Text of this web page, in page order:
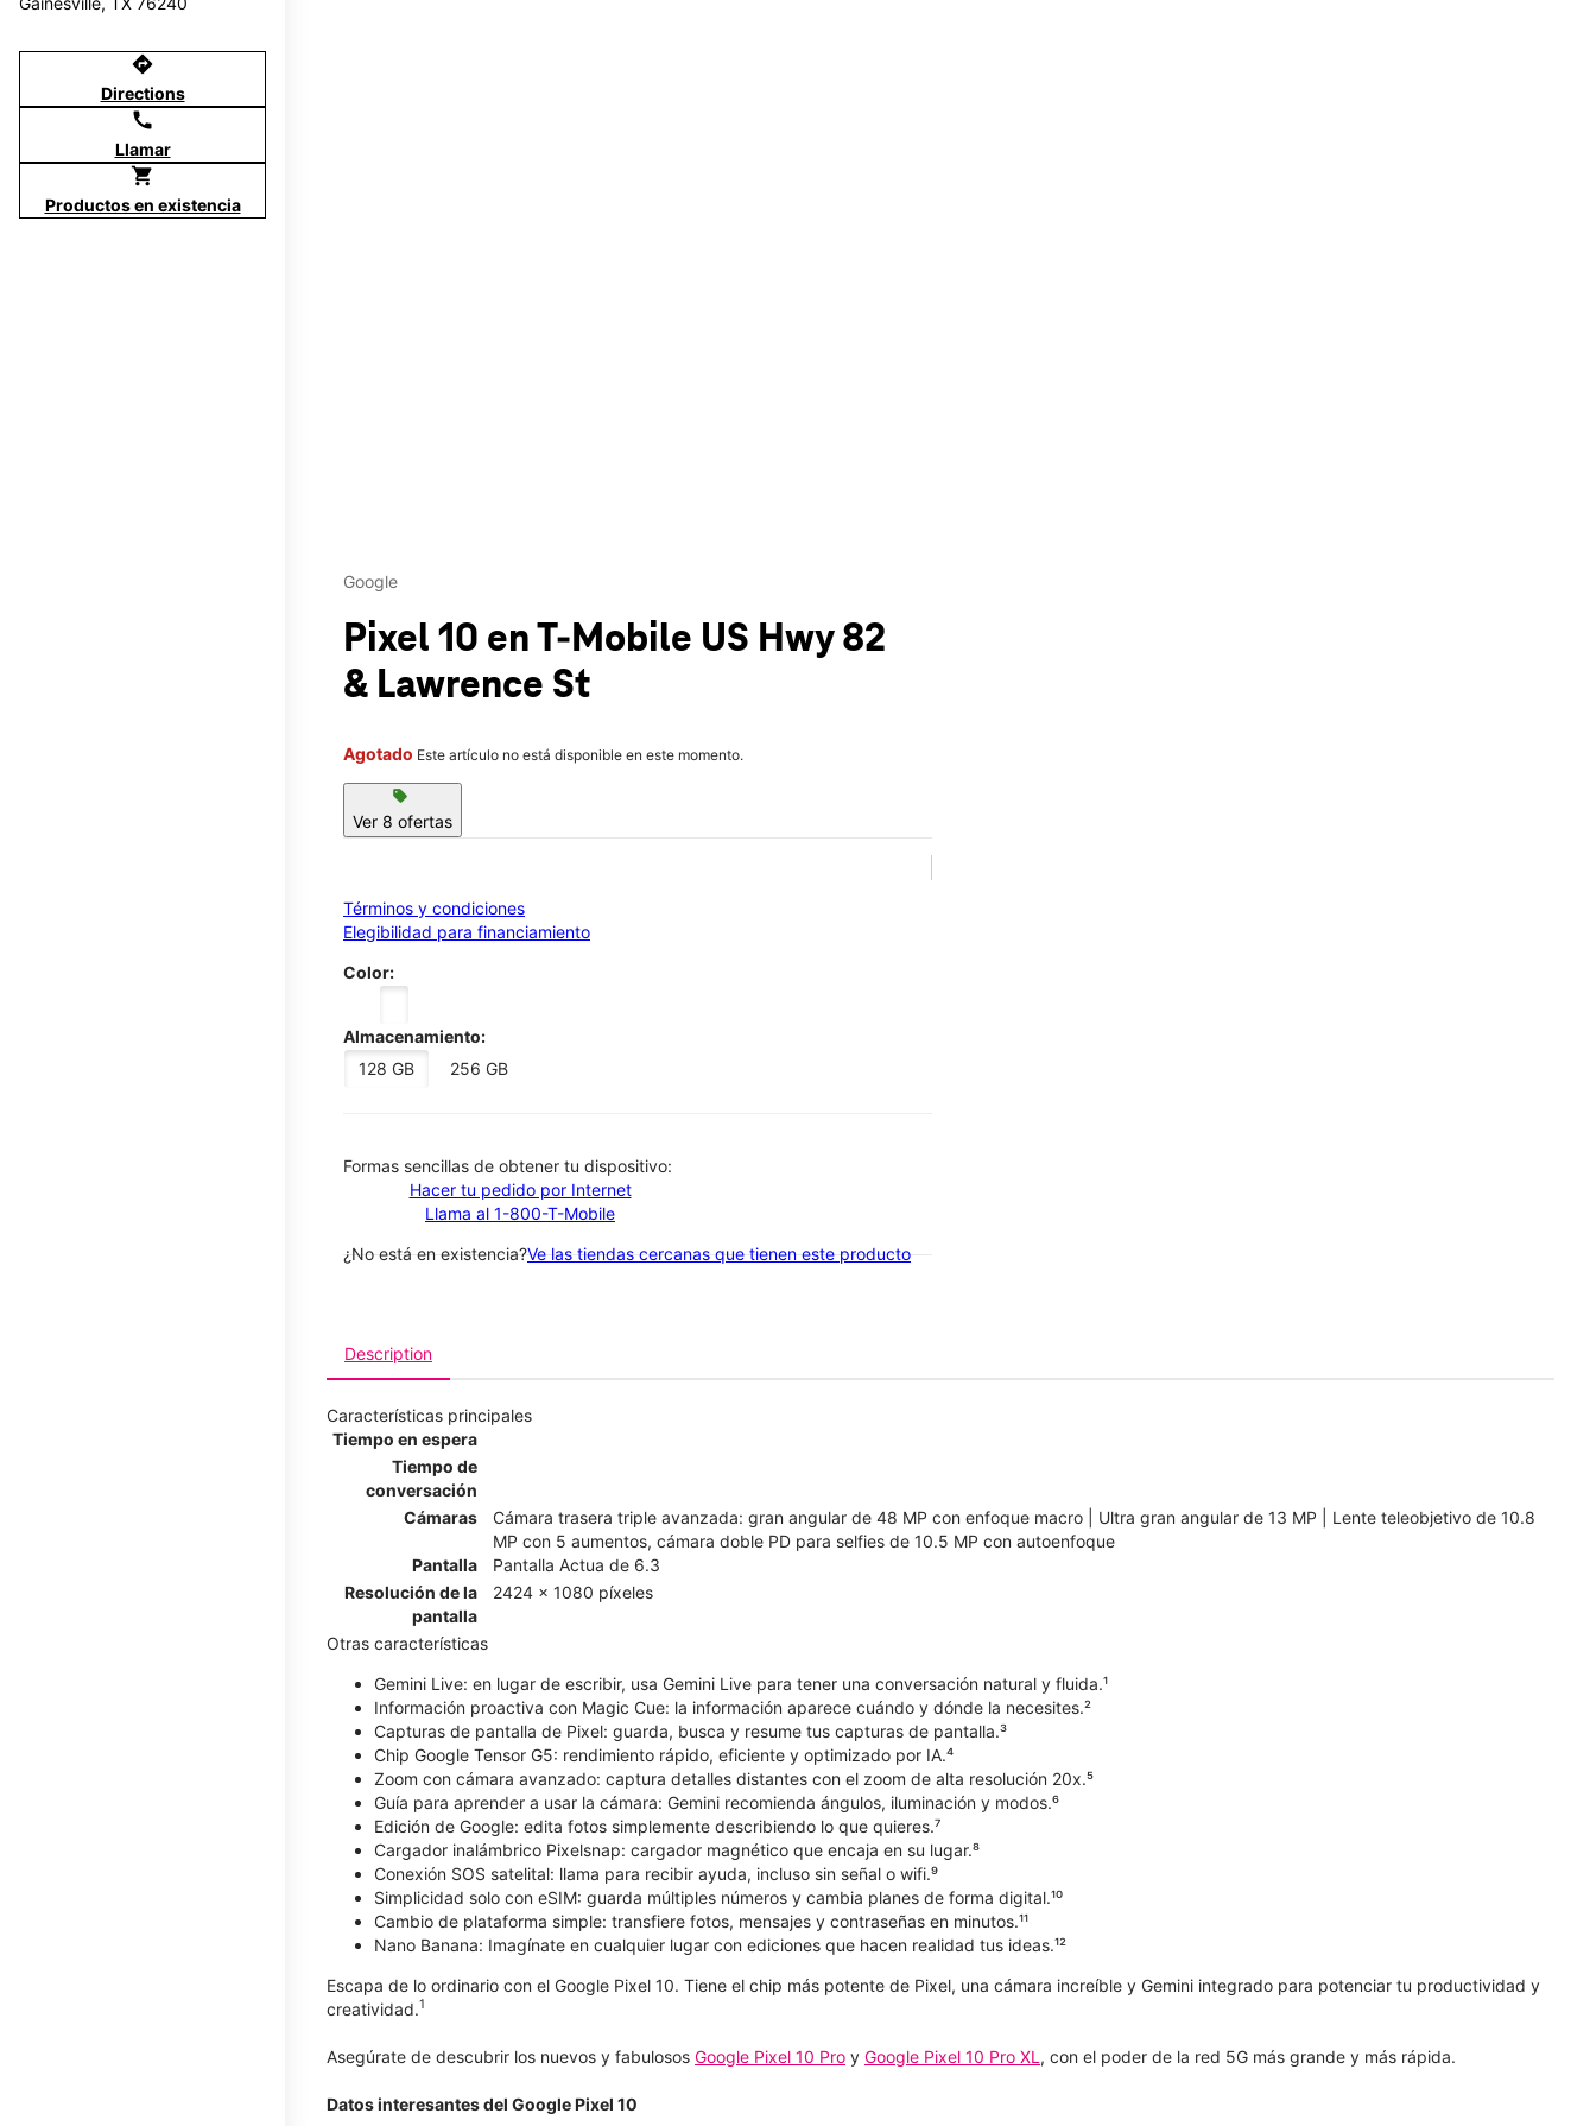
directions
Directions
call
Llamar
shopping_cart
Productos en existencia
Google
Pixel 10 en T-Mobile US Hwy 82
& Lawrence St
Agotado Este artículo no está disponible en este momento.
sell
Ver 8 ofertas
Términos y condiciones
Elegibilidad para financiamiento
Color:
Almacenamiento:
128 GB
256 GB
​​​​​​​Formas sencillas de obtener tu dispositivo:
Hacer tu pedido por Internet
Llama al 1-800-T-Mobile
¿No está en existencia?Ve las tiendas cercanas que tienen este producto
Description
Características principales
Tiempo en espera
Tiempo de
conversación
Cámaras
Cámara trasera triple avanzada: gran angular de 48 MP con enfoque macro | Ultra gran angular de 13 MP | Lente teleobjetivo de 10.8
MP con 5 aumentos, cámara doble PD para selfies de 10.5 MP con autoenfoque
Pantalla
Pantalla Actua de 6.3
Resolución de la
pantalla
2424 x 1080 píxeles
Otras características
Gemini Live: en lugar de escribir, usa Gemini Live para tener una conversación natural y fluida.¹
Información proactiva con Magic Cue: la información aparece cuándo y dónde la necesites.²
Capturas de pantalla de Pixel: guarda, busca y resume tus capturas de pantalla.³
Chip Google Tensor G5: rendimiento rápido, eficiente y optimizado por IA.⁴
Zoom con cámara avanzado: captura detalles distantes con el zoom de alta resolución 20x.⁵
Guía para aprender a usar la cámara: Gemini recomienda ángulos, iluminación y modos.⁶
Edición de Google: edita fotos simplemente describiendo lo que quieres.⁷
Cargador inalámbrico Pixelsnap: cargador magnético que encaja en su lugar.⁸
Conexión SOS satelital: llama para recibir ayuda, incluso sin señal o wifi.⁹
Simplicidad solo con eSIM: guarda múltiples números y cambia planes de forma digital.¹⁰
Cambio de plataforma simple: transfiere fotos, mensajes y contraseñas en minutos.¹¹
Nano Banana: Imagínate en cualquier lugar con ediciones que hacen realidad tus ideas.¹²
Escapa de lo ordinario con el Google Pixel 10. Tiene el chip más potente de Pixel, una cámara increíble y Gemini integrado para potenciar tu productividad y
creatividad.1
Asegúrate de descubrir los nuevos y fabulosos Google Pixel 10 Pro y Google Pixel 10 Pro XL , con el poder de la red 5G más grande y más rápida.
Datos interesantes del Google Pixel 10